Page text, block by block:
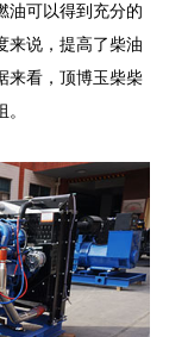
油可以得到充分的
来说，提高了柴油
来看，顶博玉柴柴